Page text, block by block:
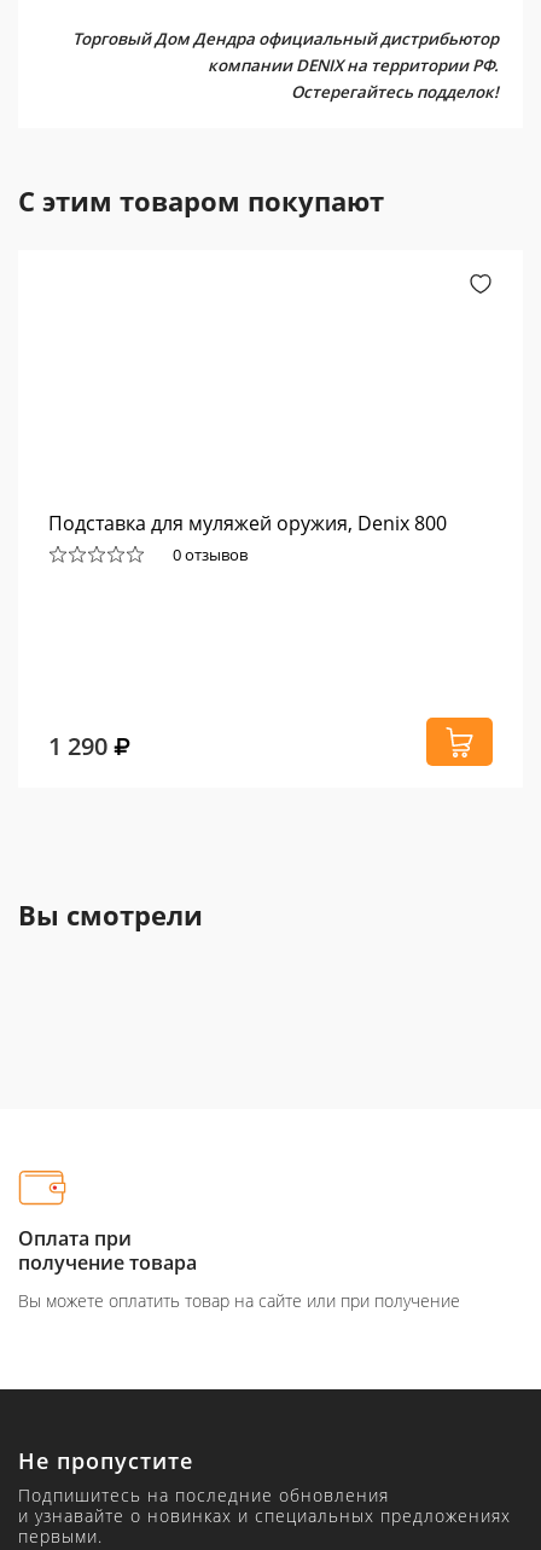
Торговый Дом Дендра официальный дистрибьютор
компании DENIX на территории РФ.
Остерегайтесь подделок!
С этим товаром покупают
Подставка для муляжей оружия, Denix 800
0 отзывов
1 290
Вы смотрели
Оплата при
получение товара
Вы можете оплатить товар на сайте или при получение
Не пропустите
Подпишитесь на последние обновления
и узнавайте о новинках и специальных предложениях
первыми.